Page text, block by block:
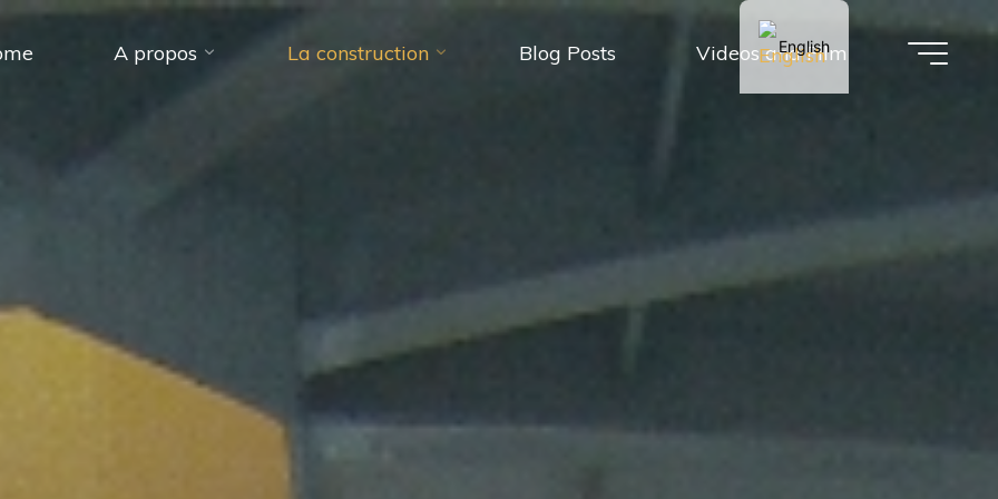
A propos La construction Blog Posts Videos and Film
English